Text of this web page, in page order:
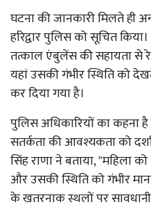
घटना की जानकारी मिलते ही
हरिद्वार पुलिस को सूचित
तत्काल एंबुलेंस की सहायता से
यहां उसकी गंभीर स्थिति को
कर दिया गया है।
पुलिस अधिकारियों का कहना
सतर्कता की आवश्यकता को
सिंह राणा ने बताया, "महिला
और उसकी स्थिति को गंभीर
के खतरनाक स्थलों पर